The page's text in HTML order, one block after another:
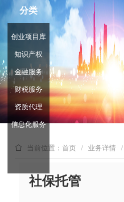
分类
创业项目库
知识产权
金融服务
财税服务
资质代理
信息化服务
当前位置：首页 / 业务详情 /
社保托管